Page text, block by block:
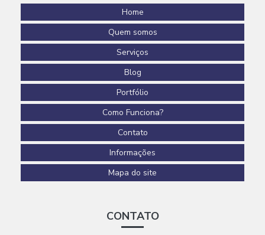
Revestimentos poliméricos
Serviço de pintura epóxi
Serviço de reforma e ampliação
Serviços de construção civil
Serviços de construção civil e reformas em geral
Home
Quem somos
Serviços
Blog
Portfólio
Como Funciona?
Contato
Informações
Mapa do site
CONTATO